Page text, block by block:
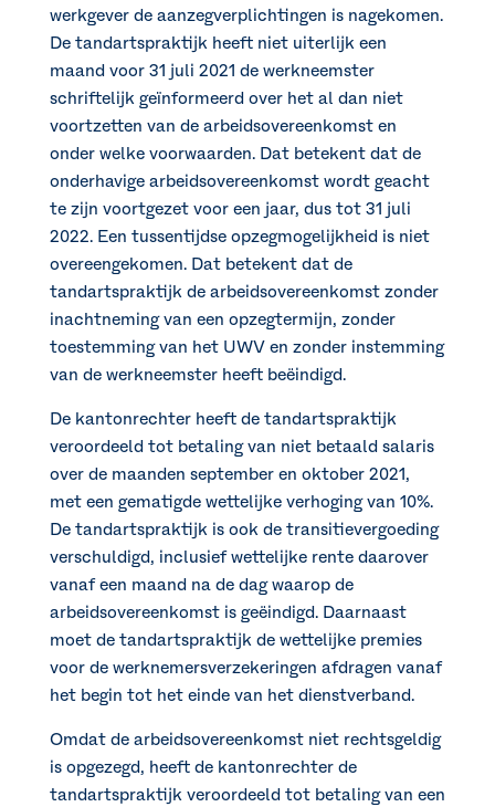
werkgever de aanzegverplichtingen is nagekomen.
De tandartspraktijk heeft niet uiterlijk een
maand voor 31 juli 2021 de werkneemster
schriftelijk geïnformeerd over het al dan niet
voortzetten van de arbeidsovereenkomst en
onder welke voorwaarden. Dat betekent dat de
onderhavige arbeidsovereenkomst wordt geacht
te zijn voortgezet voor een jaar, dus tot 31 juli
2022. Een tussentijdse opzegmogelijkheid is niet
overeengekomen. Dat betekent dat de
tandartspraktijk de arbeidsovereenkomst zonder
inachtneming van een opzegtermijn, zonder
toestemming van het UWV en zonder instemming
van de werkneemster heeft beëindigd.
De kantonrechter heeft de tandartspraktijk
veroordeeld tot betaling van niet betaald salaris
over de maanden september en oktober 2021,
met een gematigde wettelijke verhoging van 10%.
De tandartspraktijk is ook de transitievergoeding
verschuldigd, inclusief wettelijke rente daarover
vanaf een maand na de dag waarop de
arbeidsovereenkomst is geëindigd. Daarnaast
moet de tandartspraktijk de wettelijke premies
voor de werknemersverzekeringen afdragen vanaf
het begin tot het einde van het dienstverband.
Omdat de arbeidsovereenkomst niet rechtsgeldig
is opgezegd, heeft de kantonrechter de
tandartspraktijk veroordeeld tot betaling van een